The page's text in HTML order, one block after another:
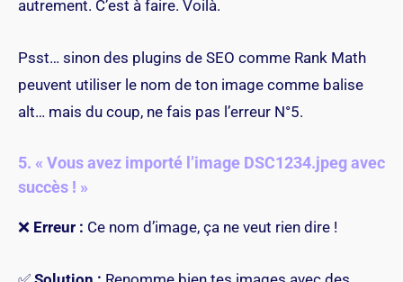
autrement. C’est à faire. Voilà.
Psst… sinon des plugins de SEO comme Rank Math
peuvent utiliser le nom de ton image comme balise
alt… mais du coup, ne fais pas l’erreur N°5.
5. « Vous avez importé l’image DSC1234.jpeg avec
succès ! »
❌ Erreur : Ce nom d’image, ça ne veut rien dire !